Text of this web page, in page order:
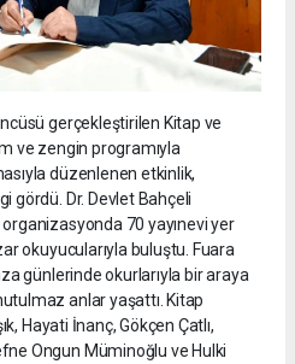
gerçekleştirilen Kitap ve
ve zengin programıyla
düzenlenen etkinlik,
gördü. Dr. Devlet Bahçeli
70 yayınevi yer
okuyucularıyla buluştu. Fuara
günlerinde okurlarıyla bir araya
anlar yaşattı. Kitap
Hayati İnanç, Gökçen Çatlı,
Ongun Müminoğlu ve Hulki